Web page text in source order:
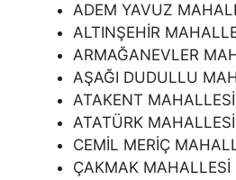
ADEM YAVUZ
ALTINŞEHİR
ARMAĞANEVLER
AŞAĞI DUDULLU
ATAKENT MAHALLESİ
ATATÜRK MAHALLESİ
CEMİL MERİÇ
ÇAKMAK MAHALLESİ